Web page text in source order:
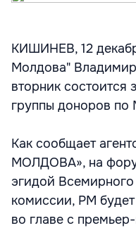
КИШИНЕВ, 12
Молдова"
вторник состоится
группы доноров по
Как сообщает
МОЛДОВА», на
эгидой
комиссии, РМ будет
во главе с